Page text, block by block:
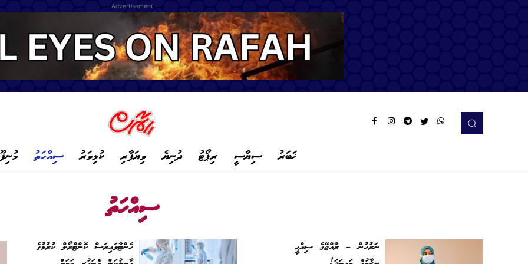
- Advertisement -
ސިއްހަތު ކުޅިވަރު ވިޔަފާރި ދުނިޔެ ރިޕޯޓު ސިޔާސީ ޚަބަރު
ސިއްހަތު
ހެންޓާވައިރަސް ކޮންޓްރޯލް ކުރުމުގެ
ނަރުހުން – ރާއްޖޭގެ ޞިއްޙީ